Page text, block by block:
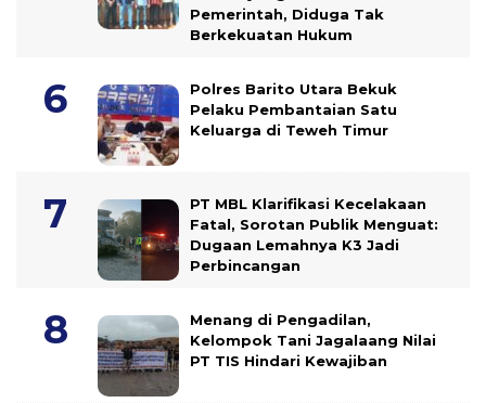
Pemerintah, Diduga Tak
Berkekuatan Hukum
Polres Barito Utara Bekuk
Pelaku Pembantaian Satu
Keluarga di Teweh Timur
PT MBL Klarifikasi Kecelakaan
Fatal, Sorotan Publik Menguat:
Dugaan Lemahnya K3 Jadi
Perbincangan
Menang di Pengadilan,
Kelompok Tani Jagalaang Nilai
PT TIS Hindari Kewajiban